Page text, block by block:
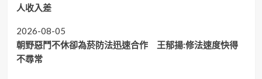
人收入差
2026-08-05
朝野惡鬥不休卻為菸防法迅速合作 王郁揚:修法速度快得
不尋常